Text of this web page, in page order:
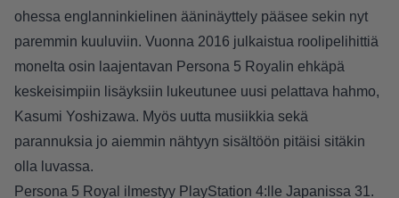
ohessa englanninkielinen ääninäyttely pääsee sekin nyt
paremmin kuuluviin. Vuonna 2016 julkaistua roolipelihittiä
monelta osin laajentavan Persona 5 Royalin ehkäpä
keskeisimpiin lisäyksiin lukeutunee uusi pelattava hahmo,
Kasumi Yoshizawa. Myös uutta musiikkia sekä
parannuksia jo aiemmin nähtyyn sisältöön pitäisi sitäkin
olla luvassa.
Persona 5 Royal ilmestyy PlayStation 4:lle Japanissa 31.